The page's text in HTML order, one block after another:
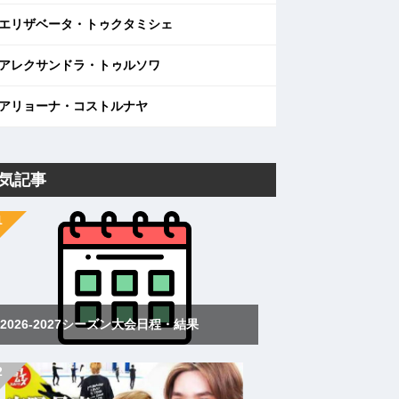
リザベータ・トゥクタミシェ
レクサンドラ・トゥルソワ
リョーナ・コストルナヤ
記事
2026-2027シーズン大会日程・結果